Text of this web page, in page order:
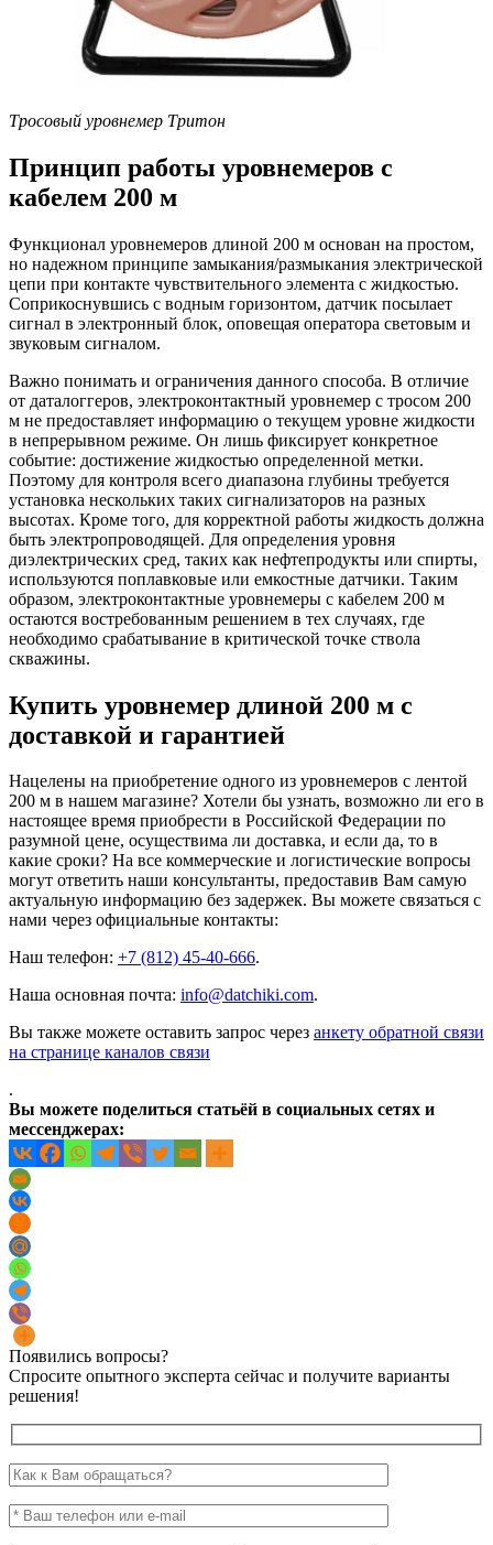
Тросовый уровнемер Тритон
Принцип работы уровнемеров с
кабелем 200 м
Функционал уровнемеров длиной 200 м основан на простом,
но надежном принципе замыкания/размыкания электрической
цепи при контакте чувствительного элемента с жидкостью.
Соприкоснувшись с водным горизонтом, датчик посылает
сигнал в электронный блок, оповещая оператора световым и
звуковым сигналом.
Важно понимать и ограничения данного способа. В отличие
от даталоггеров, электроконтактный уровнемер с тросом 200
м не предоставляет информацию о текущем уровне жидкости
в непрерывном режиме. Он лишь фиксирует конкретное
событие: достижение жидкостью определенной метки.
Поэтому для контроля всего диапазона глубины требуется
установка нескольких таких сигнализаторов на разных
высотах. Кроме того, для корректной работы жидкость должна
быть электропроводящей. Для определения уровня
диэлектрических сред, таких как нефтепродукты или спирты,
используются поплавковые или емкостные датчики. Таким
образом, электроконтактные уровнемеры с кабелем 200 м
остаются востребованным решением в тех случаях, где
необходимо срабатывание в критической точке ствола
скважины.
Купить уровнемер длиной 200 м с
доставкой и гарантией
Нацелены на приобретение одного из уровнемеров с лентой
200 м в нашем магазине? Хотели бы узнать, возможно ли его в
настоящее время приобрести в Российской Федерации по
разумной цене, осуществима ли доставка, и если да, то в
какие сроки? На все коммерческие и логистические вопросы
могут ответить наши консультанты, предоставив Вам самую
актуальную информацию без задержек. Вы можете связаться с
нами через официальные контакты:
Наш телефон: +7 (812) 45-40-666.
Наша основная почта: info@datchiki.com.
Вы также можете оставить запрос через анкету обратной связи
на странице каналов связи
.
Вы можете поделиться статьёй в социальных сетях и
мессенджерах:
Появились вопросы?
Спросите опытного эксперта сейчас и получите варианты
решения!